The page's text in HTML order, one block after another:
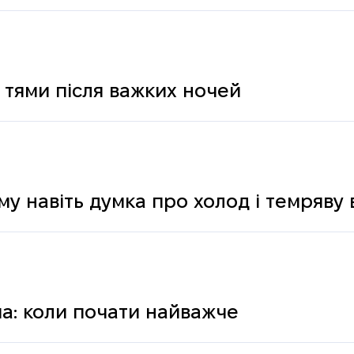
після важких ночей
навіть думка про холод і темряву
коли почати найважче